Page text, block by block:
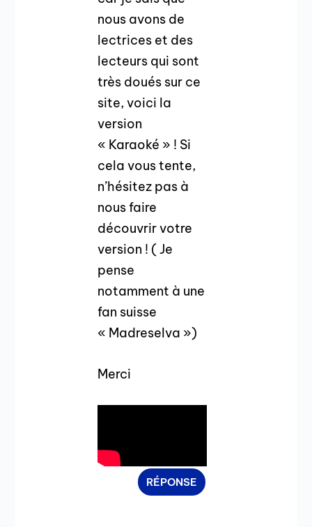
nous avons de
lectrices et des
lecteurs qui sont
très doués sur ce
site, voici la
version
« Karaoké » ! Si
cela vous tente,
n’hésitez pas à
nous faire
découvrir votre
version ! ( Je
pense
notamment à une
fan suisse
« Madreselva »)
Merci
RÉPONSE